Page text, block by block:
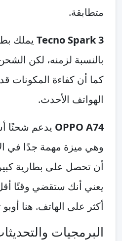
متطابقة.
Tecno Spark 3 يملك
بالنسبة لزمنه، لكن
كما أن كفاءة المكونات
الهواتف الأحدث.
OPPO A74 يدعم شحنًا
وهي ميزة مهمة جدًا في
أن تحصل على بطارية
يعني أنك ستقضي وقتًا
أكثر على الهاتف. هنا
البرمجيات